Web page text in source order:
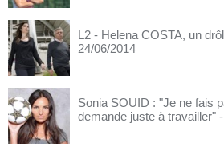
L2 - Helena COSTA, un
24/06/2014
Sonia SOUID : "Je ne fais
demande juste à travailler"